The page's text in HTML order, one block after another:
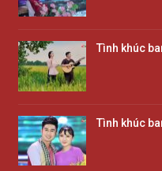
Tình khúc
Tình khúc